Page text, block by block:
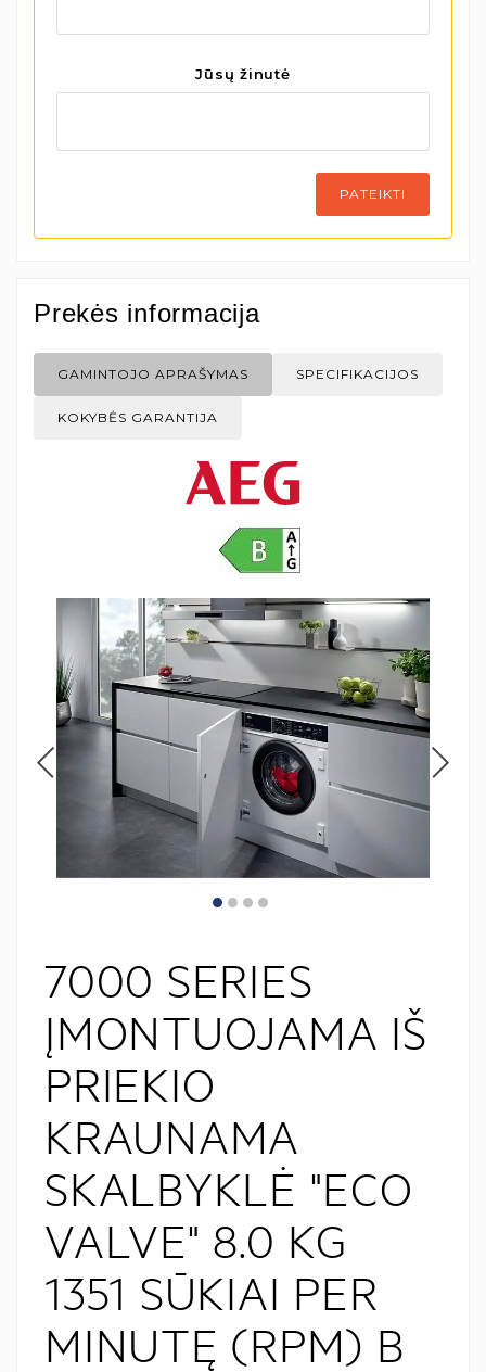
Jūsų žinutė
PATEIKTI
Prekės informacija
GAMINTOJO APRAŠYMAS SPECIFIKACIJOS
KOKYBĖS GARANTIJA
7000 SERIES
ĮMONTUOJAMA IŠ
PRIEKIO
KRAUNAMA
SKALBYKLĖ "ECO
VALVE" 8.0 KG
1351 SŪKIAI PER
MINUTĘ (RPM) B